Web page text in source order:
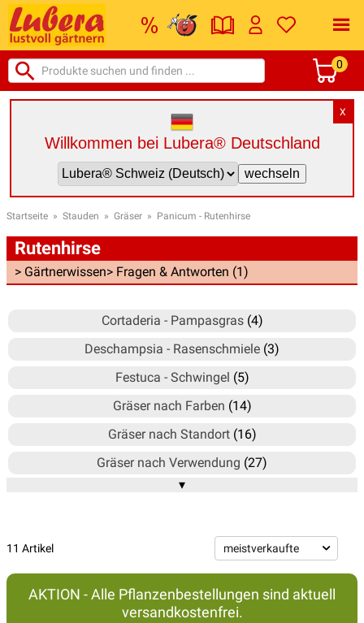
0
X
Willkommen bei Lubera® Deutschland
Startseite » Stauden » Gräser » Panicum - Rutenhirse
Rutenhirse
> Gärtnerwissen> Fragen & Antworten (1)
Cortaderia - Pampasgras(4)
Deschampsia - Rasenschmiele (3)
Festuca - Schwingel (5)
Gräser nach Farben (14)
Gräser nach Standort(16)
Gräser nach Verwendung (27)
Gräser nach Wuchs
Luzula - Hainsimse(4)
Miscanthus - Chinaschilf(18)
Molinia - Pfeifengras (8)
▾
11 Artikel
AKTION - Alle Pflanzenbestellungen sind aktuell
versandkostenfrei.